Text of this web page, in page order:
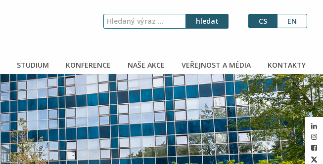
CS EN
STUDIUM KONFERENCE NAŠE AKCE VEŘEJNOST A MÉDIA KONTAKTY